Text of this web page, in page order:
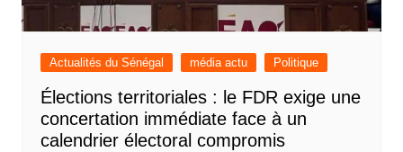
Actualités du Sénégal média actu Politique
Élections territoriales : le FDR exige une
concertation immédiate face à un
calendrier électoral compromis